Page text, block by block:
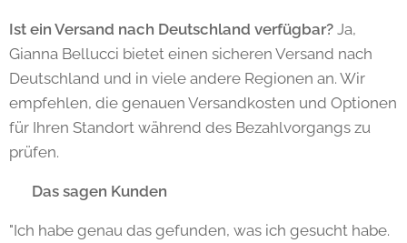
Ist ein Versand nach Deutschland verfügbar? Ja,
Gianna Bellucci bietet einen sicheren Versand nach
Deutschland und in viele andere Regionen an. Wir
empfehlen, die genauen Versandkosten und Optionen
für Ihren Standort während des Bezahlvorgangs zu
prüfen.
⭐ Das sagen Kunden
"Ich habe genau das gefunden, was ich gesucht habe.